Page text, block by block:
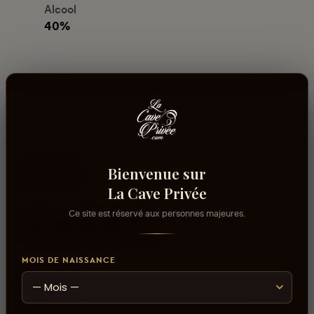
Alcool
40%
0 sur 5
Bienvenue sur
La Cave Privée
Ce site est réservé aux personnes majeures.
MOIS DE NAISSANCE